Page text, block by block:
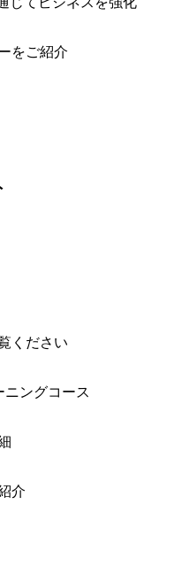
をご紹介
ください
ニングコース
介